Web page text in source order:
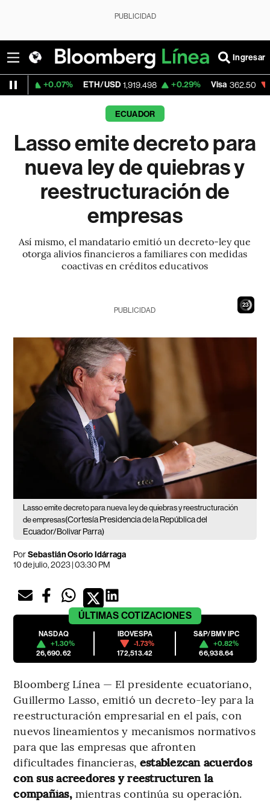
PUBLICIDAD
Ingresar
ETH/USD 1,919.498 +0.29% Visa 362.50 -2.15%
ECUADOR
Lasso emite decreto para
nueva ley de quiebras y
reestructuración de
empresas
Así mismo, el mandatario emitió un decreto-ley que
otorga alivios financieros a familiares con medidas
coactivas en créditos educativos
21
PUBLICIDAD
Lasso emite decreto para nueva ley de quiebras y reestructuración
de empresas(Cortesía Presidencia de la República del
Ecuador/Bolivar Parra)
PorSebastián Osorio Idárraga
10 de julio, 2023 | 03:30 PM
ÚLTIMAS COTIZACIONES
NASDAQ
+1.30%
26,690.62
IBOVESPA
-1.73%
172,513.42
S&P/BMV IPC
+0.82%
66,938.64
Bloomberg Línea — El presidente ecuatoriano,
Guillermo Lasso, emitió un decreto-ley para la
reestructuración empresarial en el país, con
nuevos lineamientos y mecanismos normativos
para que las empresas que afronten
dificultades financieras, establezcan acuerdos
con sus acreedores y reestructuren la
compañías,mientras continúa su operación.